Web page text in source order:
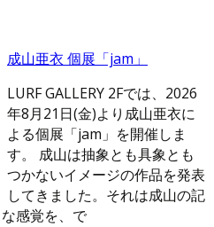
成山亜衣 個展「jam」
LURF GALLERY 2Fでは、2026
年8月21日(金)より成山亜衣に
よる個展「jam」を開催しま
す。 成山は抽象とも具象とも
つかないイメージの作品を発表
してきました。それは成山の記
感覚を、で